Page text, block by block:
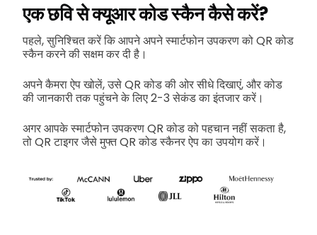
एक छवि से क्यूआर कोड स्कैन कैसे करें?
पहले, सुनिश्चित करें कि आपने अपने स्मार्टफोन उपकरण को QR कोड
स्कैन करने की सक्षम कर दी है।
अपने कैमरा ऐप खोलें, उसे QR कोड की ओर सीधे दिखाएं, और कोड
की जानकारी तक पहुंचने के लिए 2-3 सेकंड का इंतजार करें।
अगर आपके स्मार्टफोन उपकरण QR कोड को पहचान नहीं सकता है,
तो QR टाइगर जैसे मुफ्त QR कोड स्कैनर ऐप का उपयोग करें।